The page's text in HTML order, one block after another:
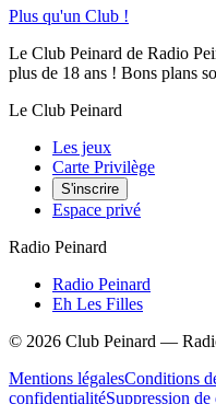
Plus qu'un Club !
Le Club Peinard de Radio
plus de 18 ans ! Bons plans
Le Club Peinard
Les jeux
Carte Privilège
S'inscrire
Espace privé
Radio Peinard
Radio Peinard
Eh Les Filles
© 2026 Club Peinard —
Mentions légalesConditions
confidentialitéSuppression de